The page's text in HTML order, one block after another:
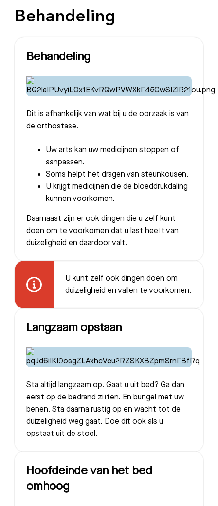
Behandeling
Behandeling
Dit is afhankelijk van wat bij u de oorzaak is van
de orthostase.
Uw arts kan uw medicijnen stoppen of
aanpassen.
Soms helpt het dragen van steunkousen.
U krijgt medicijnen die de bloeddrukdaling
kunnen voorkomen.
Daarnaast zijn er ook dingen die u zelf kunt
doen om te voorkomen dat u last heeft van
duizeligheid en daardoor valt.
U kunt zelf ook dingen doen om
duizeligheid en vallen te voorkomen.
Langzaam opstaan
Sta altijd langzaam op. Gaat u uit bed? Ga dan
eerst op de bedrand zitten. En bungel met uw
benen. Sta daarna rustig op en wacht tot de
duizeligheid weg gaat. Doe dit ook als u
opstaat uit de stoel.
Hoofdeinde van het bed
omhoog